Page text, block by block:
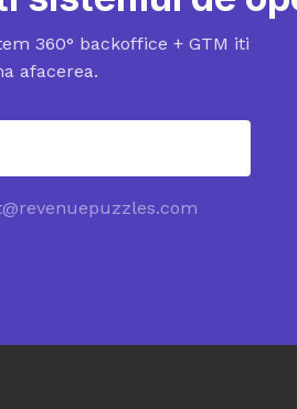
360° backoffice + GTM iti
afacerea.